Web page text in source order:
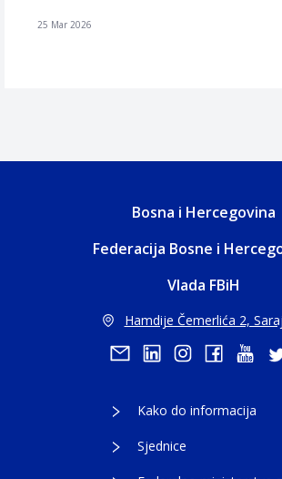
25 Mar 2026
Bosna i Hercegovina
Federacija Bosne i
Vlada FBiH
Hamdije Čemerlića 2,
Kako do informacija
Sjednice